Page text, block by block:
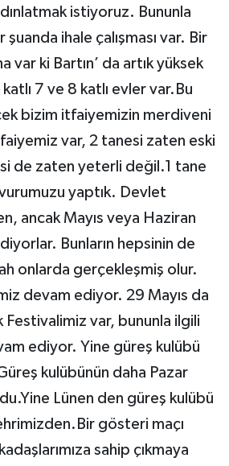
istiyoruz. Bununla
şuanda ihale çalışması var. Bir
var ki Bartın’ da artık yüksek
7 ve 8 katlı evler var.Bu
bizim itfaiyemizin merdiveni
var, 2 tanesi zaten eski
de zaten yeterli değil.1 tane
yaptık. Devlet
ancak Mayıs veya Haziran
Bunların hepsinin de
onlarda gerçekleşmiş olur.
devam ediyor. 29 Mayıs da
Festivalimiz var, bununla ilgili
ediyor. Yine güreş kulübü
kulübünün daha Pazar
Lünen den güreş kulübü
gösteri maçı
sahip çıkmaya